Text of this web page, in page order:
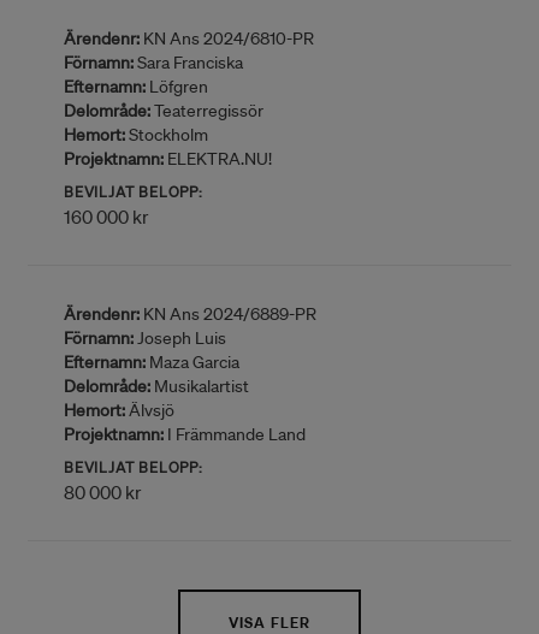
Ärendenr: KN Ans 2024/6810-PR
Förnamn:Sara Franciska
Efternamn: Löfgren
Delområde:Teaterregissör
Hemort:Stockholm
Projektnamn: ELEKTRA.NU!
BEVILJAT BELOPP:
160 000 kr
Ärendenr: KN Ans 2024/6889-PR
Förnamn:Joseph Luis
Efternamn: Maza Garcia
Delområde: Musikalartist
Hemort:Älvsjö
Projektnamn: I Främmande Land
BEVILJAT BELOPP:
80 000 kr
VISA FLER